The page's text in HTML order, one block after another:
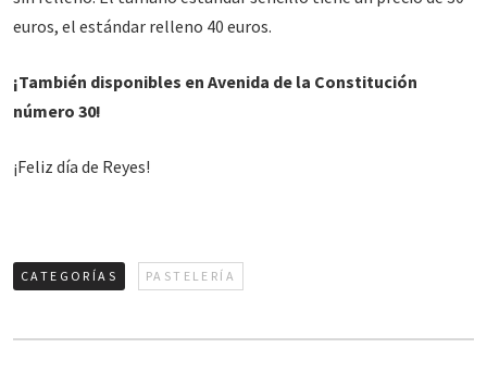
euros, el estándar relleno 40 euros.
¡También disponibles en Avenida de la Constitución
número 30!
¡Feliz día de Reyes!
CATEGORÍAS PASTELERÍA